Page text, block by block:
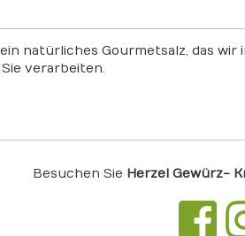
natürliches Gourmetsalz, das wir
verarbeiten.
Besuchen Sie Herzel Gewürz-